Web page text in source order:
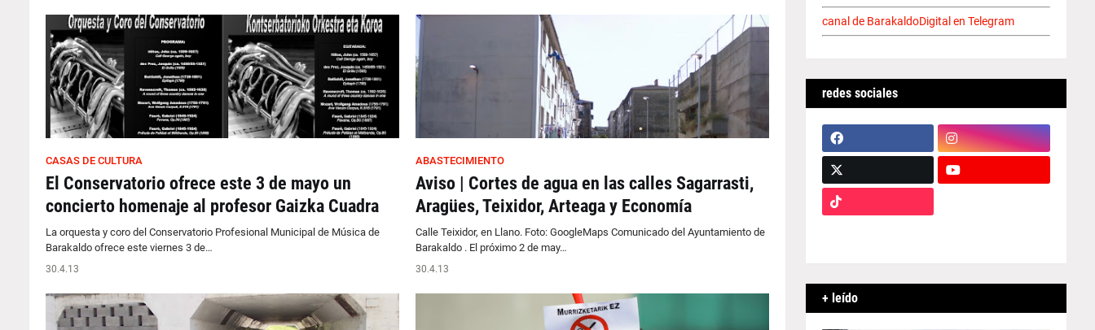
CASAS DE CULTURA
El Conservatorio ofrece este 3 de mayo un
concierto homenaje al profesor Gaizka Cuadra
La orquesta y coro del Conservatorio Profesional Municipal de Música de
Barakaldo ofrece este viernes 3 de…
30.4.13
ABASTECIMIENTO
Aviso | Cortes de agua en las calles Sagarrasti,
Aragües, Teixidor, Arteaga y Economía
Calle Teixidor, en Llano. Foto: GoogleMaps Comunicado del Ayuntamiento de
Barakaldo . El próximo 2 de may…
30.4.13
canal de BarakaldoDigital en Telegram
redes sociales
+ leído
APARCAMIENTO